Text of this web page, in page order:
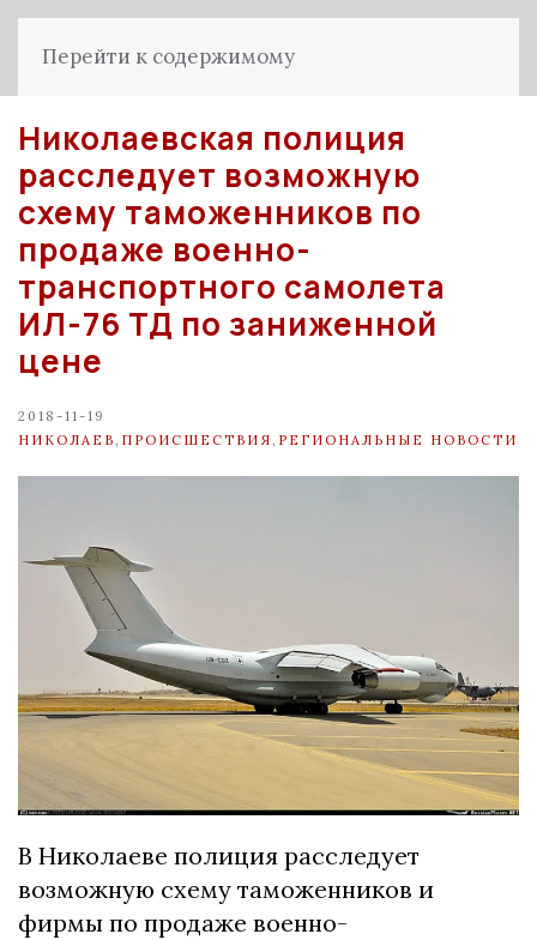
Перейти к содержимому
Николаевская полиция
расследует возможную
схему таможенников по
продаже военно-
транспортного самолета
ИЛ-76 ТД по заниженной
цене
2018-11-19
НИКОЛАЕВ ПРОИСШЕСТВИЯ РЕГИОНАЛЬНЫЕ НОВОСТИ
В Николаеве полиция расследует
возможную схему таможенников и
фирмы по продаже военно-